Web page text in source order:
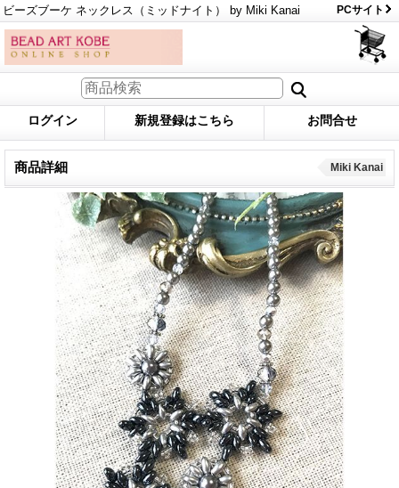
ビーズブーケ ネックレス（ミッドナイト） by Miki Kanai PCサイト
ログイン 新規登録はこちら お問合せ
商品詳細 Miki Kanai